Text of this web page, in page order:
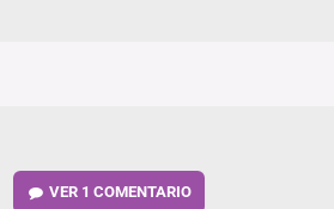
VER 1 COMENTARIO